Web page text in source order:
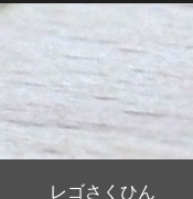
レゴさくひん